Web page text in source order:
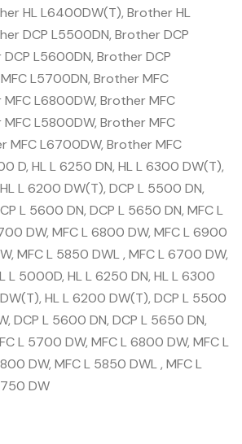
HL L6400DW(T), Brother HL
DCP L5500DN, Brother DCP
L5600DN, Brother DCP
L5700DN, Brother MFC
L6800DW, Brother MFC
L5800DW, Brother MFC
MFC L6700DW, Brother MFC
D, HL L 6250 DN, HL L 6300 DW(T),
L 6200 DW(T), DCP L 5500 DN,
L 5600 DN, DCP L 5650 DN, MFC L
DW, MFC L 6800 DW, MFC L 6900
MFC L 5850 DWL , MFC L 6700 DW,
L 5000D, HL L 6250 DN, HL L 6300
HL L 6200 DW(T), DCP L 5500
DCP L 5600 DN, DCP L 5650 DN,
L 5700 DW, MFC L 6800 DW, MFC L
DW, MFC L 5850 DWL , MFC L
DW